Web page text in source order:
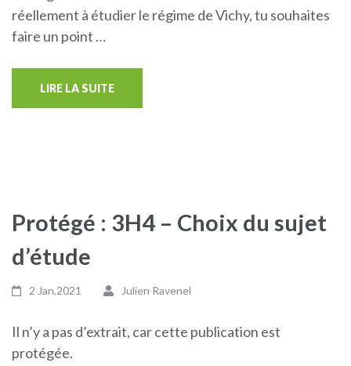
réellement à étudier le régime de Vichy, tu souhaites
faire un point …
LIRE LA SUITE
Protégé : 3H4 – Choix du sujet
d’étude
2 Jan,2021 Julien Ravenel
Il n’y a pas d’extrait, car cette publication est
protégée.